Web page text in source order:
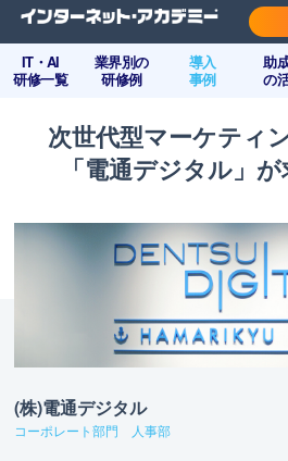
IT・AI
研修一覧
業界別の
研修例
導入
事例
助
の
次世代型マーケティ
「電通デジタル」
(株)電通デジタル
コーポレート部門 人事部